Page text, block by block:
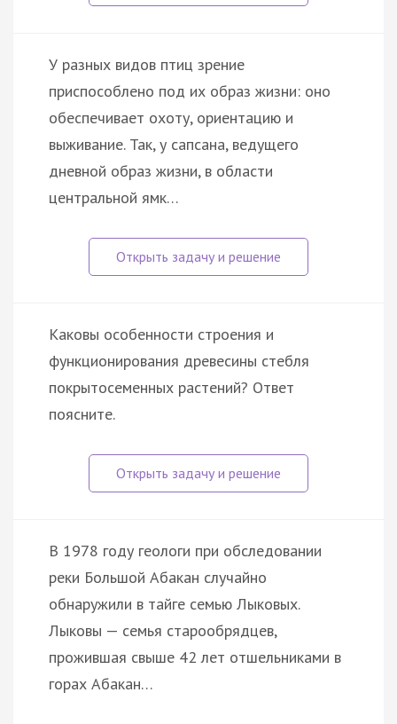
У разных видов птиц зрение
приспособлено под их образ жизни: оно
обеспечивает охоту, ориентацию и
выживание. Так, у сапсана, ведущего
дневной образ жизни, в области
центральной ямк…
Каковы особенности строения и
функционирования древесины стебля
покрытосеменных растений? Ответ
поясните.
В 1978 году геологи при обследовании
реки Большой Абакан случайно
обнаружили в тайге семью Лыковых.
Лыковы — семья старообрядцев,
прожившая свыше 42 лет отшельниками в
горах Абакан…